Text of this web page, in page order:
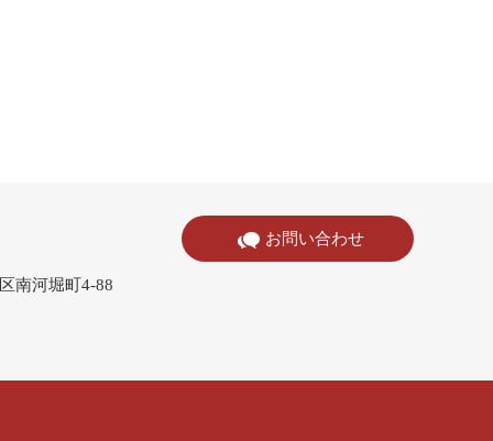
南河堀町4-88
お問い合わせ